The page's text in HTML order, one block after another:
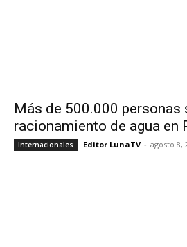
Más de 500.000 personas
racionamiento de agua en
Internacionales Editor LunaTV - agosto 8,